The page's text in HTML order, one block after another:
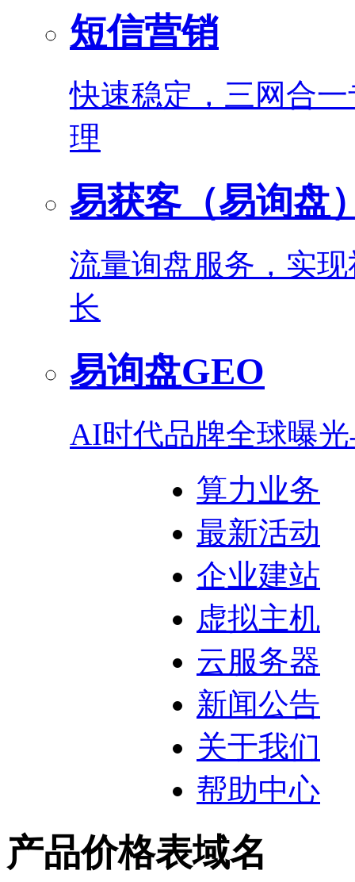
短信营销
快速稳定，三网合
理
易获客（易询盘
流量询盘服务，实
长
易询盘GEO
AI时代品牌全球曝
算力业务
最新活动
企业建站
虚拟主机
云服务器
新闻公告
关于我们
帮助中心
产品价格表域名